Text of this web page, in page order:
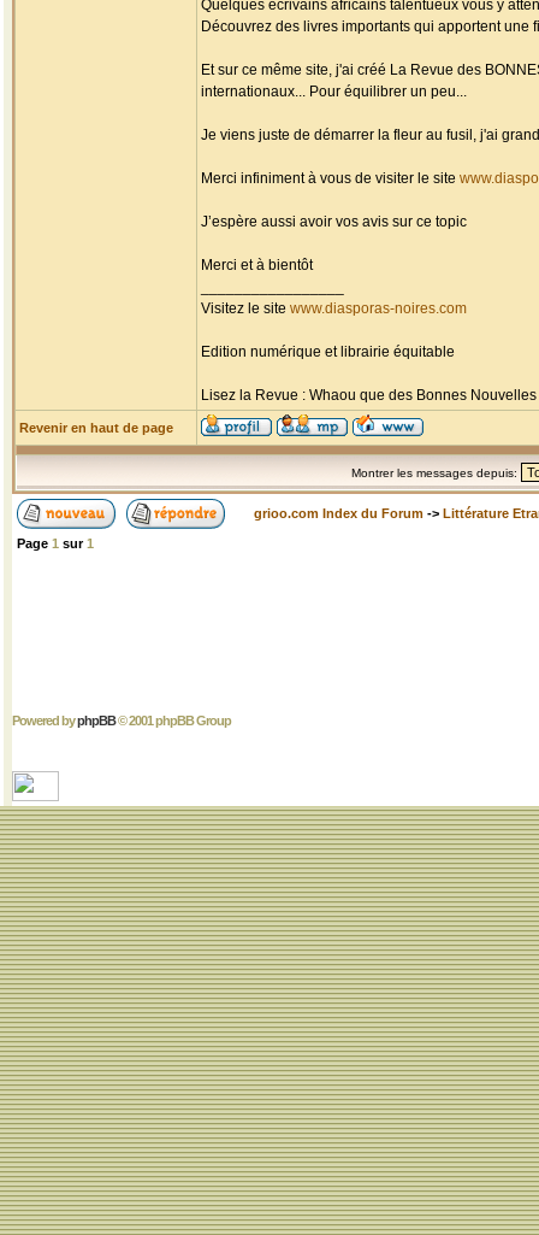
Quelques écrivains africains talentueux vous y
Découvrez des livres importants qui apportent
Et sur ce même site, j'ai créé La Revue des
internationaux... Pour équilibrer un peu...
Je viens juste de démarrer la fleur au fusil, j'ai
Merci infiniment à vous de visiter le site
J’espère aussi avoir vos avis sur ce topic
Merci et à bientôt
Visitez le site www.diasporas-noires.com
Edition numérique et librairie équitable
Lisez la Revue : Whaou que des Bonnes
Revenir en haut de page
Montrer les messages depuis:
grioo.com Index du Forum -> Littérature
Page 1 sur1
Powered byphpBB© 2001 phpBB Group